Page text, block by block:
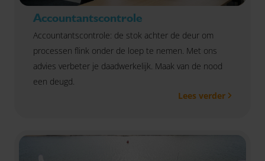
Accountantscontrole
Accountantscontrole: de stok achter de deur om
processen flink onder de loep te nemen. Met ons
advies verbeter je daadwerkelijk. Maak van de nood
een deugd.
Lees verder